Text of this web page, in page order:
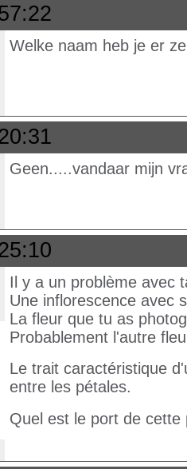
Welke naam heb je er
Geen.....vandaar mijn
Il y a un problème avec
Une inflorescence avec
La fleur que tu as
Probablement l'autre
Le trait caractéristique
entre les pétales.
Quel est le port de cette